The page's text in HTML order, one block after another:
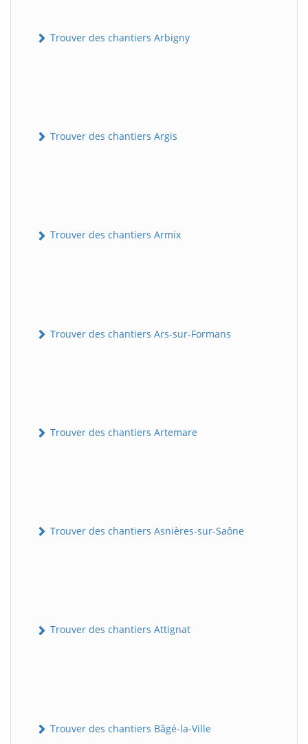
Trouver des chantiers Arbigny
Trouver des chantiers Argis
Trouver des chantiers Armix
Trouver des chantiers Ars-sur-Formans
Trouver des chantiers Artemare
Trouver des chantiers Asnières-sur-Saône
Trouver des chantiers Attignat
Trouver des chantiers Bâgé-la-Ville